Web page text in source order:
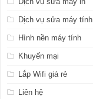
Dịch vụ sửa máy tính
Hình nền máy tính
Khuyến mại
Lắp Wifi giá rẻ
Liên hệ